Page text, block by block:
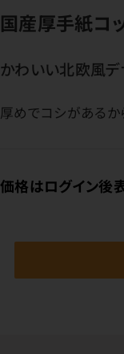
国産厚手紙コ
かわいい北欧風デ
厚めでコシがあるか
価格はログイン後